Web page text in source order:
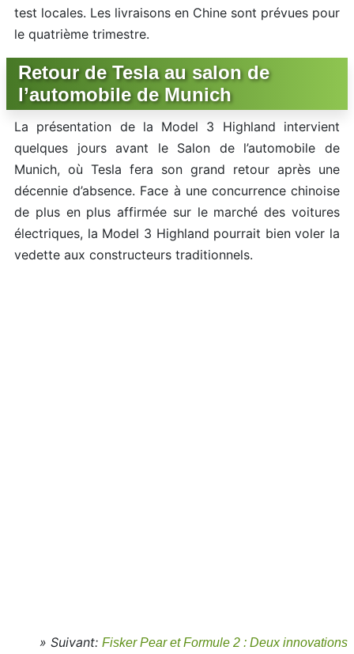
test locales. Les livraisons en Chine sont prévues pour
le quatrième trimestre.
Retour de Tesla au salon de
l’automobile de Munich
La présentation de la Model 3 Highland intervient
quelques jours avant le Salon de l’automobile de
Munich, où Tesla fera son grand retour après une
décennie d’absence. Face à une concurrence chinoise
de plus en plus affirmée sur le marché des voitures
électriques, la Model 3 Highland pourrait bien voler la
vedette aux constructeurs traditionnels.
» Suivant: Fisker Pear et Formule 2 : Deux innovations